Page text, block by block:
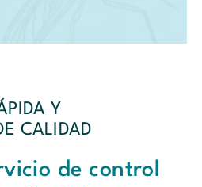
Y
CALIDAD
de control